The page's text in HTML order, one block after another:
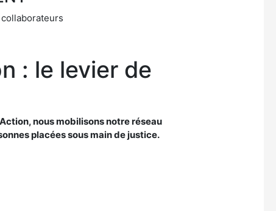
: le levier de
nous mobilisons notre réseau
placées sous main de justice.